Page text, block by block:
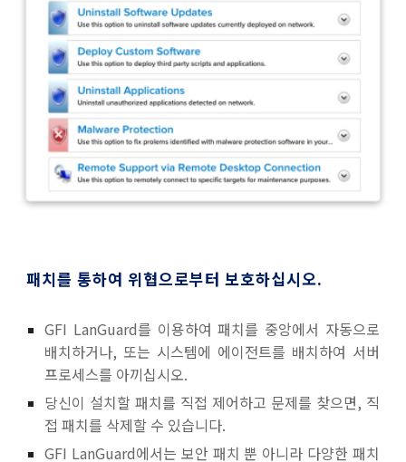
패치를 통하여 위협으로부터 보호하십시오.
GFI LanGuard를 이용하여패치를 중앙에서 자동으로
배치하거나, 또는 시스템에 에이전트를 배치하여 서버
프로세스를 아끼십시오.
당신이 설치할 패치를 직접 제어하고 문제를 찾으면, 직
접 패치를 삭제할 수 있습니다.
GFI LanGuard에서는 보안 패치 뿐 아니라 다양한 패치